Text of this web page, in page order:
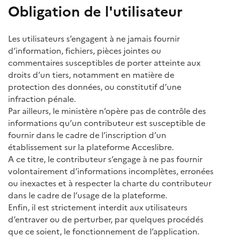
Obligation de l'utilisateur
Les utilisateurs s’engagent à ne jamais fournir
d’information, fichiers, pièces jointes ou
commentaires susceptibles de porter atteinte aux
droits d’un tiers, notamment en matière de
protection des données, ou constitutif d’une
infraction pénale.
Par ailleurs, le ministère n’opère pas de contrôle des
informations qu’un contributeur est susceptible de
fournir dans le cadre de l’inscription d’un
établissement sur la plateforme Acceslibre.
A ce titre, le contributeur s’engage à ne pas fournir
volontairement d’informations incomplètes, erronées
ou inexactes et à respecter la charte du contributeur
dans le cadre de l’usage de la plateforme.
Enfin, il est strictement interdit aux utilisateurs
d’entraver ou de perturber, par quelques procédés
que ce soient, le fonctionnement de l’application.